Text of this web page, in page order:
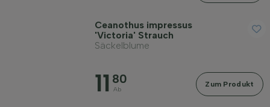
Ceanothus impressus
'Victoria' Strauch
Säckelblume
11 80
Ab
Zum Produkt